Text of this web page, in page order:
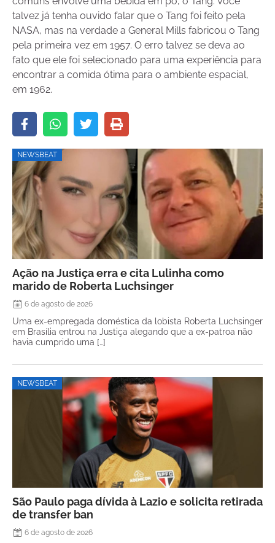
talvez já tenha ouvido falar que o Tang foi feito pela
NASA, mas na verdade a General Mills fabricou o Tang
pela primeira vez em 1957. O erro talvez se deva ao
fato que ele foi selecionado para uma experiência para
encontrar a comida ótima para o ambiente espacial,
em 1962.
NEWSBEAT
Ação na Justiça erra e cita Lulinha como
marido de Roberta Luchsinger
6 de agosto de 2026
Uma ex-empregada doméstica da lobista Roberta Luchsinger
em Brasília entrou na Justiça alegando que a ex-patroa não
havia cumprido uma […]
NEWSBEAT
São Paulo paga dívida à Lazio e solicita retirada
de transfer ban
6 de agosto de 2026